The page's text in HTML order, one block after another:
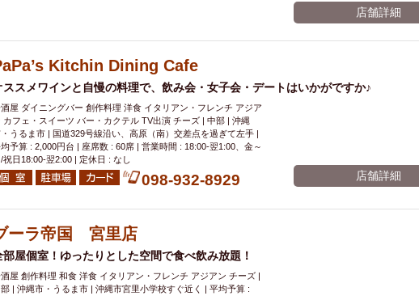
店舗詳細
Kitchin Dining Cafe
ススメワインと自慢の料理で、飲み会・女子会・デートはいかがですか♪
酒屋 ダイニングバー 創作料理 洋食 イタリアン・フレンチ アジア
カフェ・スイーツ バー・カクテル TV出演 チーズ | 中部 | 沖縄
うるま市 | 国道329号線沿い、高原（南）交差点を過ぎて左手 |
予算 : 2,000円台 | 座席数 : 60席 | 営業時間 : 18:00‐翌1:00、金～
/祝日18:00-翌2:00 | 定休日 : なし
098-932-8929 店舗詳細
ーラ帝国 宮里店
部屋個室！ゆったりとした空間で食べ飲み放題！
酒屋 創作料理 和食 洋食 イタリアン・フレンチ アジアン チーズ |
| 沖縄市・うるま市 | 沖縄市宮里小学校すぐ近く | 平均予算 :